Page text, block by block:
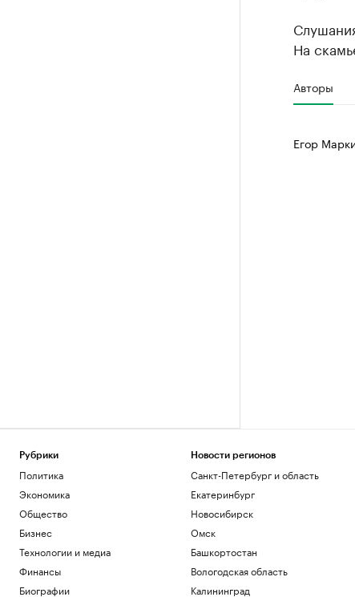
На
Авторы
Егор
Рубрики
Политика
Экономика
Общество
Бизнес
Технологии и медиа
Финансы
Биографии
Новости регионов
Санкт-Петербург и область
Екатеринбург
Новосибирск
Омск
Башкортостан
Вологодская область
Калининград